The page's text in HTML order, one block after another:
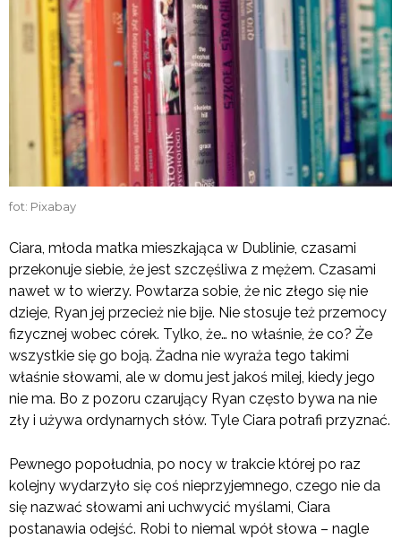
fot: Pixabay
Ciara, młoda matka mieszkająca w Dublinie, czasami
przekonuje siebie, że jest szczęśliwa z mężem. Czasami
nawet w to wierzy. Powtarza sobie, że nic złego się nie
dzieje, Ryan jej przecież nie bije. Nie stosuje też przemocy
fizycznej wobec córek. Tylko, że… no właśnie, że co? Że
wszystkie się go boją. Żadna nie wyraża tego takimi
właśnie słowami, ale w domu jest jakoś milej, kiedy jego
nie ma. Bo z pozoru czarujący Ryan często bywa na nie
zły i używa ordynarnych słów. Tyle Ciara potrafi przyznać.
Pewnego popołudnia, po nocy w trakcie której po raz
kolejny wydarzyło się coś nieprzyjemnego, czego nie da
się nazwać słowami ani uchwycić myślami, Ciara
postanawia odejść. Robi to niemal wpół słowa – nagle